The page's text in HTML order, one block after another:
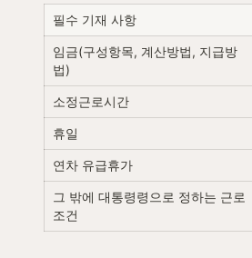
필수 기재 사항
임금(구성항목, 계산방법, 지급방
법)
소정근로시간
휴일
연차 유급휴가
그 밖에 대통령령으로 정하는 근로
조건